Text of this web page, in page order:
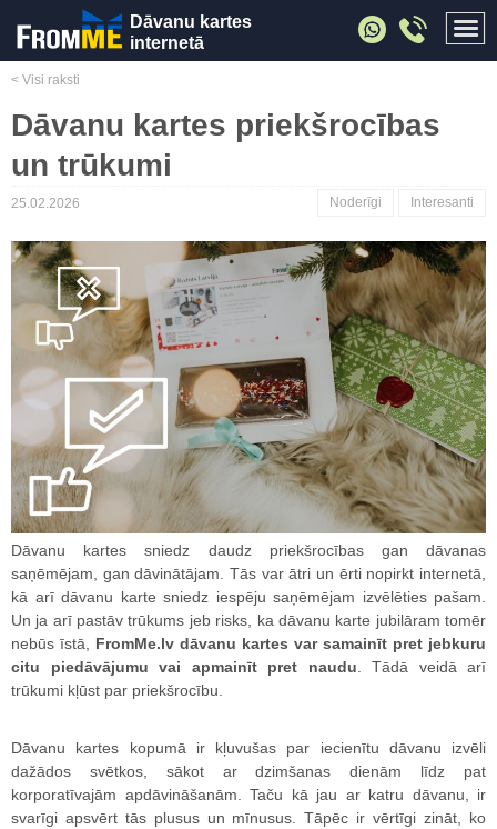
Dāvanu kartes
internetā
< Visi raksti
Dāvanu kartes priekšrocības
un trūkumi
25.02.2026 Noderīgi Interesanti
Dāvanu kartes sniedz daudz priekšrocības gan dāvanas
saņēmējam, gan dāvinātājam. Tās var ātri un ērti nopirkt internetā,
kā arī dāvanu karte sniedz iespēju saņēmējam izvēlēties pašam.
Un ja arī pastāv trūkums jeb risks, ka dāvanu karte jubilāram tomēr
nebūs īstā, FromMe.lv dāvanu kartes var samainīt pret jebkuru
citu piedāvājumu vai apmainīt pret naudu. Tādā veidā arī
trūkumi kļūst par priekšrocību.
Dāvanu kartes kopumā ir kļuvušas par iecienītu dāvanu izvēli
dažādos svētkos, sākot ar dzimšanas dienām līdz pat
korporatīvajām apdāvināšanām. Taču kā jau ar katru dāvanu, ir
svarīgi apsvērt tās plusus un mīnusus. Tāpēc ir vērtīgi zināt, ko